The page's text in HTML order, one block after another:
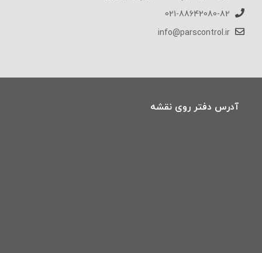
021-88642080-82
info@parscontrol.ir
آدرس دفتر روی نقشه